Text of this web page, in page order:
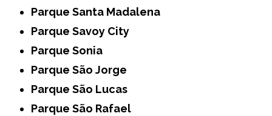
Parque Santa Madalena
Parque Savoy City
Parque Sonia
Parque São Jorge
Parque São Lucas
Parque São Rafael